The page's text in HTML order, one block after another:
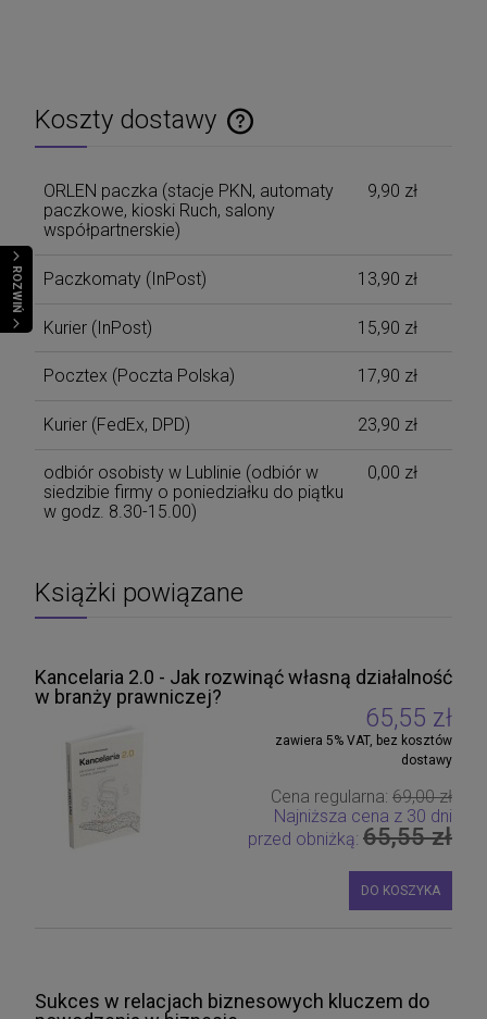
ROZWIŃ
Koszty dostawy
Cena nie zawiera ewentualnych kosztów płatności
ORLEN paczka (stacje PKN, automaty
paczkowe, kioski Ruch, salony
współpartnerskie)
9,90 zł
Paczkomaty (InPost) 13,90 zł
Kurier (InPost) 15,90 zł
Pocztex (Poczta Polska) 17,90 zł
Kurier (FedEx, DPD) 23,90 zł
odbiór osobisty w Lublinie (odbiór w
siedzibie firmy o poniedziałku do piątku
w godz. 8.30-15.00)
0,00 zł
Książki powiązane
Kancelaria 2.0 - Jak rozwinąć własną działalność
w branży prawniczej?
65,55 zł
zawiera 5% VAT, bez kosztów
dostawy
Cena regularna: 69,00 zł
Najniższa cena z 30 dni
przed obniżką: 65,55 zł
DO KOSZYKA
Sukces w relacjach biznesowych kluczem do